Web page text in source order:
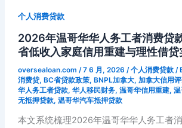
个人消费贷款
2026年温哥华华人务工者消费贷
省低收入家庭信用重建与理性借
oversealoan.com /7 6 月, 2026 /个人消费贷款/
消费贷, BC省贷款政策, BNPL加拿大, 加拿大信用
华人务工者贷款, 华人移民财务, 温哥华信用重建,
无抵押贷款, 温哥华汽车抵押贷款
本文系统梳理2026年温哥华华人务工者